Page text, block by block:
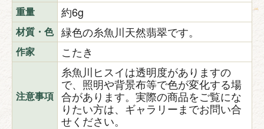
重量 約6g
材質・色 緑色の糸魚川天然翡翠です。
作家 こたき
注意事項
糸魚川ヒスイは透明度がありますの
で、照明や背景布等で色が変化する場
合があります。実際の商品をご覧にな
りたい方は、ギャラリーまでお問い合
せください。